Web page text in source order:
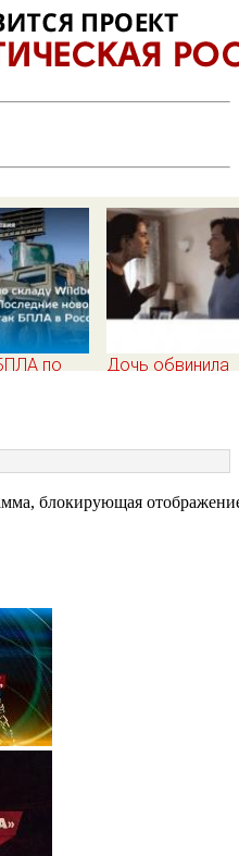
по
атаки
Дочь обвинила
всей правды о
своём отце -
история одной
блокирующая